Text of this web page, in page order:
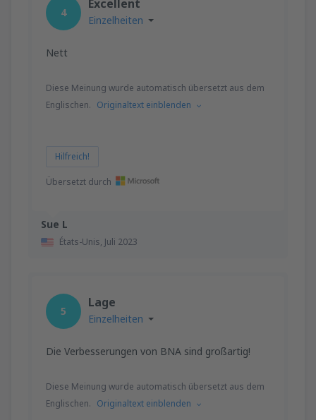
Sue L
États-Unis, Juli 2023
4
Excellent
Einzelheiten
Nett
Diese Meinung wurde automatisch übersetzt aus dem
Englischen. Originaltext einblenden
Hilfreich!
Übersetzt durch
5
Lage
Einzelheiten
Die Verbesserungen von BNA sind großartig!
Diese Meinung wurde automatisch übersetzt aus dem
Englischen. Originaltext einblenden